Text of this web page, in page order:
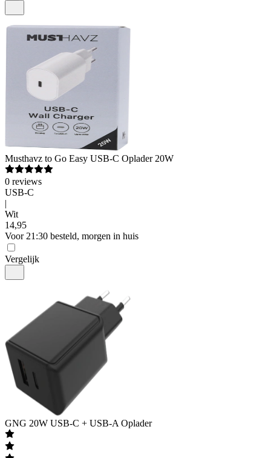
Musthavz to Go Easy USB-C Oplader 20W
0 reviews
USB-C
|
Wit
14,95
Voor 21:30 besteld, morgen in huis
Vergelijk
GNG 20W USB-C + USB-A Oplader